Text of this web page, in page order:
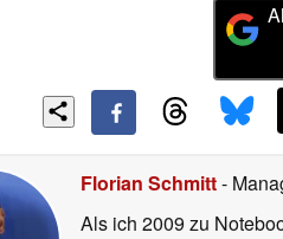
Florian Schmitt-
Als ich 2009 zu